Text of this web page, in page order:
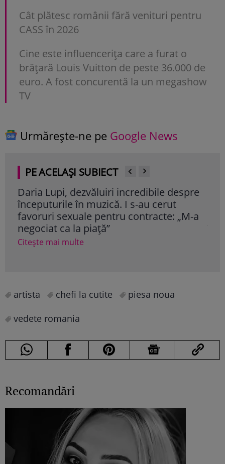
Cât plătesc românii fără venituri pentru
CASS în 2026
Cine este influencerița care a furat o
brățară Louis Vuitton de peste 36.000 de
euro. A fost concurentă la un megashow
TV
Urmărește-ne pe Google News
PE ACELAȘI SUBIECT
Daria Lupi, dezvăluiri incredibile despre
începuturile în muzică. I s-au cerut
favoruri sexuale pentru contracte: „M-a
negociat ca la piață”
Citește mai multe
artista chefi la cutite
piesa noua
vedete romania
Recomandări